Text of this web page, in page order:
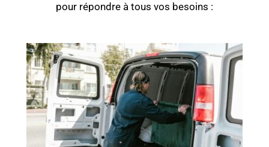
pour répondre à tous vos besoins :